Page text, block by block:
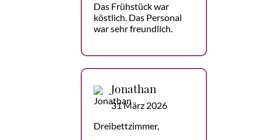
Das Frühstück war
köstlich. Das Personal
war sehr freundlich.
Jonathan
31 März 2026
Dreibettzimmer,